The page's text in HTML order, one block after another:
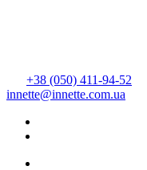
+38 (050) 411-94-52
innette@innette.com.ua